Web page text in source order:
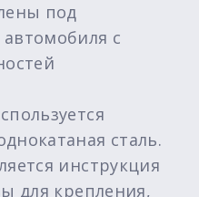
под
с
сталь.
инструкция
для крепления,